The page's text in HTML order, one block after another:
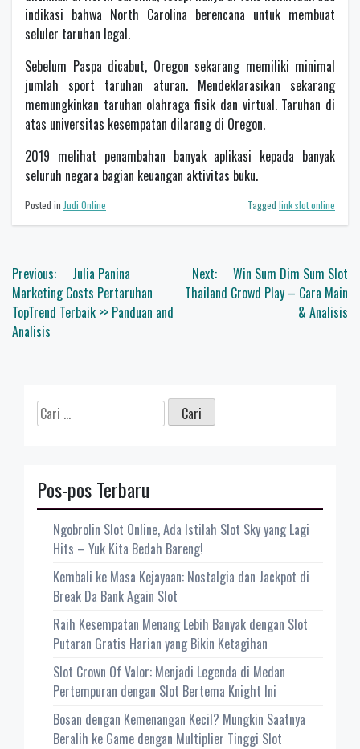
indikasi bahwa North Carolina berencana untuk membuat
seluler taruhan legal.
Sebelum Paspa dicabut, Oregon sekarang memiliki minimal
jumlah sport taruhan aturan. Mendeklarasikan sekarang
memungkinkan taruhan olahraga fisik dan virtual. Taruhan di
atas universitas kesempatan dilarang di Oregon.
2019 melihat penambahan banyak aplikasi kepada banyak
seluruh negara bagian keuangan aktivitas buku.
Posted in Judi Online Tagged link slot online
Navigasi
pos
Previous:
Julia Panina
Marketing Costs Pertaruhan
TopTrend Terbaik >> Panduan and
Analisis
Next:
Win Sum Dim Sum Slot
Thailand Crowd Play – Cara Main
& Analisis
Cari
untuk:
Pos-pos Terbaru
Ngobrolin Slot Online, Ada Istilah Slot Sky yang Lagi
Hits – Yuk Kita Bedah Bareng!
Kembali ke Masa Kejayaan: Nostalgia dan Jackpot di
Break Da Bank Again Slot
Raih Kesempatan Menang Lebih Banyak dengan Slot
Putaran Gratis Harian yang Bikin Ketagihan
Slot Crown Of Valor: Menjadi Legenda di Medan
Pertempuran dengan Slot Bertema Knight Ini
Bosan dengan Kemenangan Kecil? Mungkin Saatnya
Beralih ke Game dengan Multiplier Tinggi Slot